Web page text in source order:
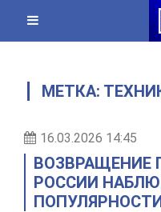
content
МЕТКА:
16.03.2026 14:45
ВОЗВРАЩЕНИЕ
РОССИИ